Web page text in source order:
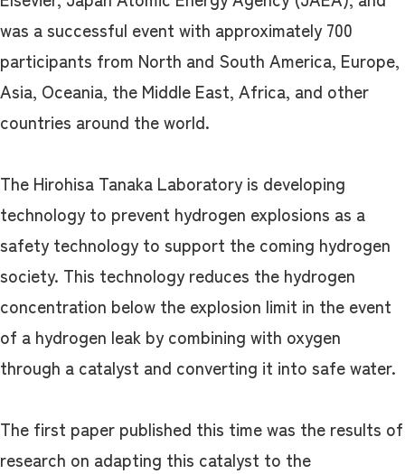
was a successful event with approximately 700
participants from North and South America, Europe,
Asia, Oceania, the Middle East, Africa, and other
countries around the world.
The Hirohisa Tanaka Laboratory is developing
technology to prevent hydrogen explosions as a
safety technology to support the coming hydrogen
society. This technology reduces the hydrogen
concentration below the explosion limit in the event
of a hydrogen leak by combining with oxygen
through a catalyst and converting it into safe water.
The first paper published this time was the results of
research on adapting this catalyst to the